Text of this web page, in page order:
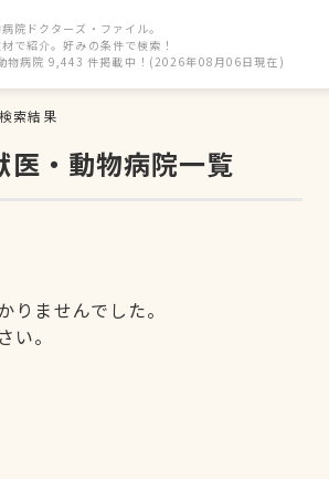
院ドクターズ・ファイル。
で紹介。好みの条件で検索！
物病院 9,443 件掲載中！(2026年08月06日現在)
索結果
・動物病院一覧
ませんでした。
。